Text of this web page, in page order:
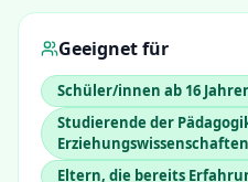
Geeignet für
Schüler/innen ab 16
Studierende der
Erziehungswissenschaften
Eltern, die bereits